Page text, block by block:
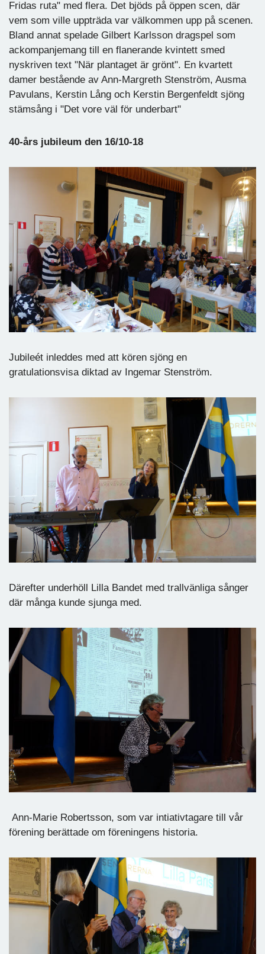
Fridas ruta" med flera. Det bjöds på öppen scen, där
vem som ville uppträda var välkommen upp på scenen.
Bland annat spelade Gilbert Karlsson dragspel som
ackompanjemang till en flanerande kvintett smed
nyskriven text "När plantaget är grönt". En kvartett
damer bestående av Ann-Margreth Stenström, Ausma
Pavulans, Kerstin Lång och Kerstin Bergenfeldt sjöng
stämsång i "Det vore väl för underbart"
40-års jubileum den 16/10-18
Jubileét inleddes med att kören sjöng en
gratulationsvisa diktad av Ingemar Stenström.
Därefter underhöll Lilla Bandet med trallvänliga sånger
där många kunde sjunga med.
Ann-Marie Robertsson, som var intiativtagare till vår
förening berättade om föreningens historia.